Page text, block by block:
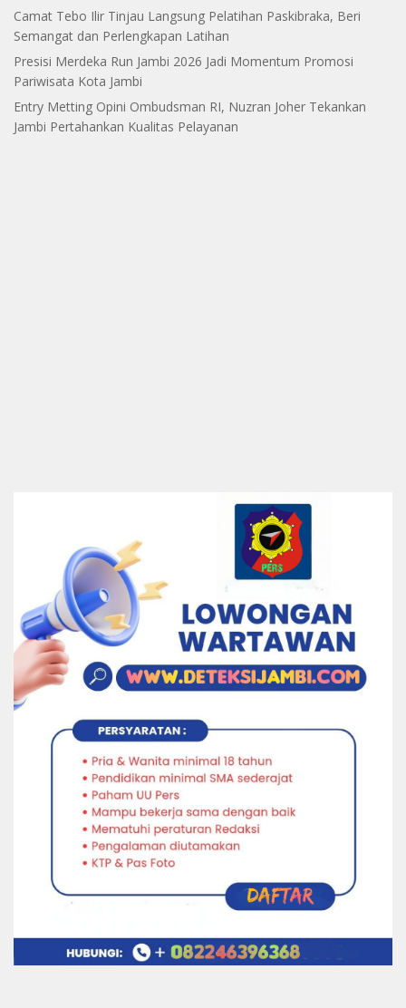
Camat Tebo Ilir Tinjau Langsung Pelatihan Paskibraka, Beri
Semangat dan Perlengkapan Latihan
Presisi Merdeka Run Jambi 2026 Jadi Momentum Promosi
Pariwisata Kota Jambi
Entry Metting Opini Ombudsman RI, Nuzran Joher Tekankan
Jambi Pertahankan Kualitas Pelayanan